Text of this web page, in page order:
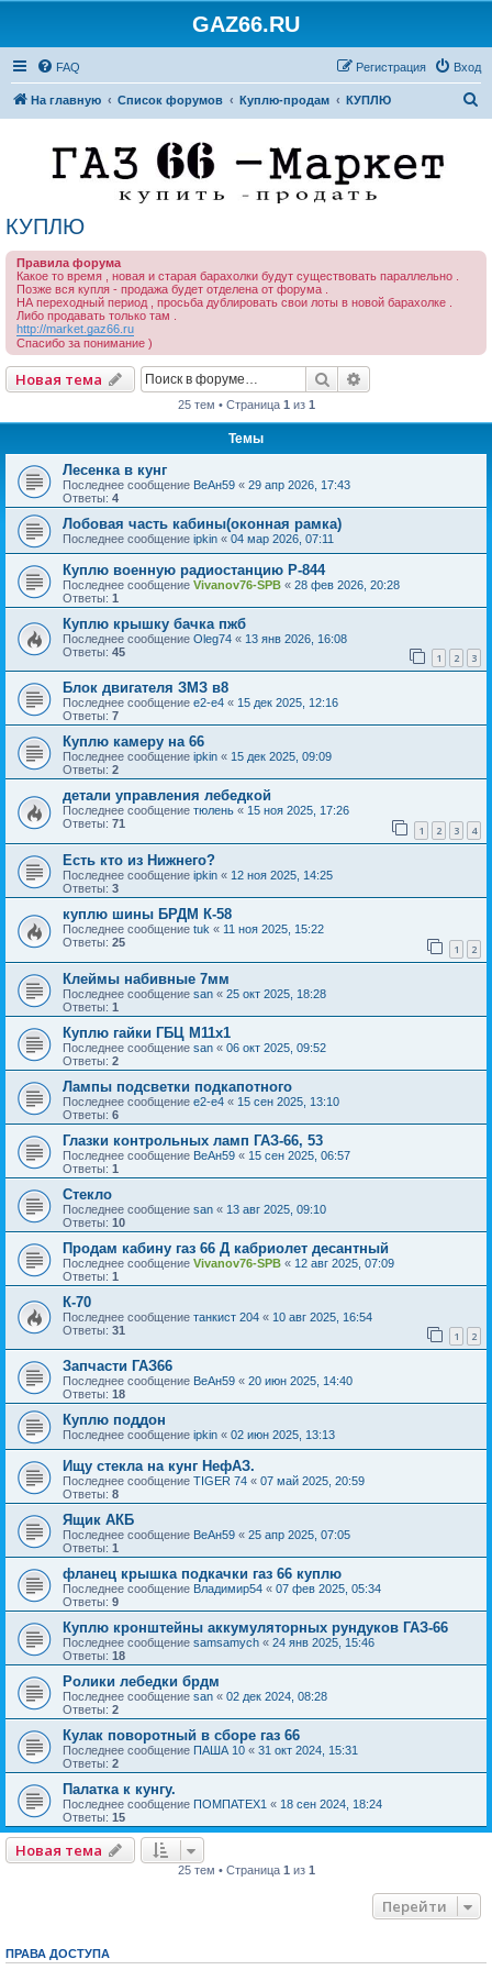
GAZ66.RU
FAQ Вход
Регистрация
На главную Список форумов Куплю-продам КУПЛЮ
КУПЛЮ
Правила форума
Какое то время , новая и старая барахолки будут существовать параллельно .
Позже вся купля - продажа будет отделена от форума .
НА переходный период , просьба дублировать свои лоты в новой барахолке .
Либо продавать только там .
http://market.gaz66.ru
Спасибо за понимание )
Новая тема Поиск
25 тем • Страница 1 из 1
Темы
Лесенка в кунг
Последнее сообщение ВеАн59 « 29 апр 2026, 17:43
Ответы: 4
Лобовая часть кабины(оконная рамка)
Последнее сообщение ipkin « 04 мар 2026, 07:11
Куплю военную радиостанцию Р-844
Последнее сообщение Vivanov76-SPB « 28 фев 2026, 20:28
Ответы: 1
Куплю крышку бачка пжб
Последнее сообщение Oleg74 « 13 янв 2026, 16:08
Ответы: 45 1 2 3
Блок двигателя ЗМЗ в8
Последнее сообщение e2-e4 « 15 дек 2025, 12:16
Ответы: 7
Куплю камеру на 66
Последнее сообщение ipkin « 15 дек 2025, 09:09
Ответы: 2
детали управления лебедкой
Последнее сообщение тюлень « 15 ноя 2025, 17:26
Ответы: 71 1 2 3 4
Есть кто из Нижнего?
Последнее сообщение ipkin « 12 ноя 2025, 14:25
Ответы: 3
куплю шины БРДМ К-58
Последнее сообщение tuk « 11 ноя 2025, 15:22
Ответы: 25 1 2
Клеймы набивные 7мм
Последнее сообщение san « 25 окт 2025, 18:28
Ответы: 1
Куплю гайки ГБЦ М11х1
Последнее сообщение san « 06 окт 2025, 09:52
Ответы: 2
Лампы подсветки подкапотного
Последнее сообщение e2-e4 « 15 сен 2025, 13:10
Ответы: 6
Глазки контрольных ламп ГАЗ-66, 53
Последнее сообщение ВеАн59 « 15 сен 2025, 06:57
Ответы: 1
Стекло
Последнее сообщение san « 13 авг 2025, 09:10
Ответы: 10
Продам кабину газ 66 Д кабриолет десантный
Последнее сообщение Vivanov76-SPB « 12 авг 2025, 07:09
Ответы: 1
К-70
Последнее сообщение танкист 204 « 10 авг 2025, 16:54
Ответы: 31 1 2
Запчасти ГАЗ66
Последнее сообщение ВеАн59 « 20 июн 2025, 14:40
Ответы: 18
Куплю поддон
Последнее сообщение ipkin « 02 июн 2025, 13:13
Ищу стекла на кунг НефАЗ.
Последнее сообщение TIGER 74 « 07 май 2025, 20:59
Ответы: 8
Ящик АКБ
Последнее сообщение ВеАн59 « 25 апр 2025, 07:05
Ответы: 1
фланец крышка подкачки газ 66 куплю
Последнее сообщение Владимир54 « 07 фев 2025, 05:34
Ответы: 9
Куплю кронштейны аккумуляторных рундуков ГАЗ-66
Последнее сообщение samsamych « 24 янв 2025, 15:46
Ответы: 18
Ролики лебедки брдм
Последнее сообщение san « 02 дек 2024, 08:28
Ответы: 2
Кулак поворотный в сборе газ 66
Последнее сообщение ПАША 10 « 31 окт 2024, 15:31
Ответы: 2
Палатка к кунгу.
Последнее сообщение ПОМПАТЕХ1 « 18 сен 2024, 18:24
Ответы: 15
Новая тема
25 тем • Страница 1 из 1
Перейти
ПРАВА ДОСТУПА